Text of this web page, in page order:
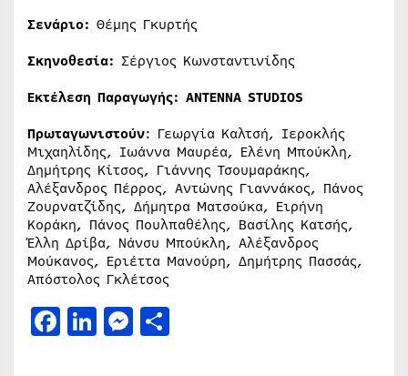
Σενάριο: Θέμης Γκυρτής
Σκηνοθεσία: Σέργιος Κωνσταντινίδης
Εκτέλεση Παραγωγής: ΑΝΤΕΝΝΑ STUDIOS
Πρωταγωνιστούν: Γεωργία Καλτσή, Ιεροκλής
Μιχαηλίδης, Ιωάννα Μαυρέα, Ελένη Μπούκλη,
Δημήτρης Κίτσος, Γιάννης Τσουμαράκης,
Αλέξανδρος Πέρρος, Αντώνης Γιαννάκος, Πάνος
Ζουρνατζίδης, Δήμητρα Ματσούκα, Ειρήνη
Κοράκη, Πάνος Πουλπαθέλης, Βασίλης Κατσής,
Έλλη Δρίβα, Νάνσυ Μπούκλη, Αλέξανδρος
Μούκανος, Εριέττα Μανούρη, Δημήτρης Πασσάς,
Απόστολος Γκλέτσος
Facebook
LinkedIn
Messenger